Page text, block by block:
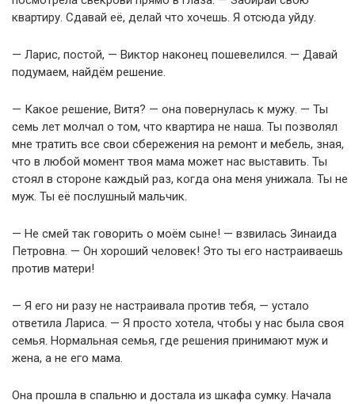
квартиру. Сдавай её, делай что хочешь. Я отсюда уйду.
— Ларис, постой, — Виктор наконец пошевелился. — Давай
подумаем, найдём решение.
— Какое решение, Витя? — она повернулась к мужу. — Ты
семь лет молчал о том, что квартира не наша. Ты позволял
мне тратить все свои сбережения на ремонт и мебель, зная,
что в любой момент твоя мама может нас выставить. Ты
стоял в стороне каждый раз, когда она меня унижала. Ты не
муж. Ты её послушный мальчик.
— Не смей так говорить о моём сыне! — взвилась Зинаида
Петровна. — Он хороший человек! Это ты его настраиваешь
против матери!
— Я его ни разу не настраивала против тебя, — устало
ответила Лариса. — Я просто хотела, чтобы у нас была своя
семья. Нормальная семья, где решения принимают муж и
жена, а не его мама.
Она прошла в спальню и достала из шкафа сумку. Начала